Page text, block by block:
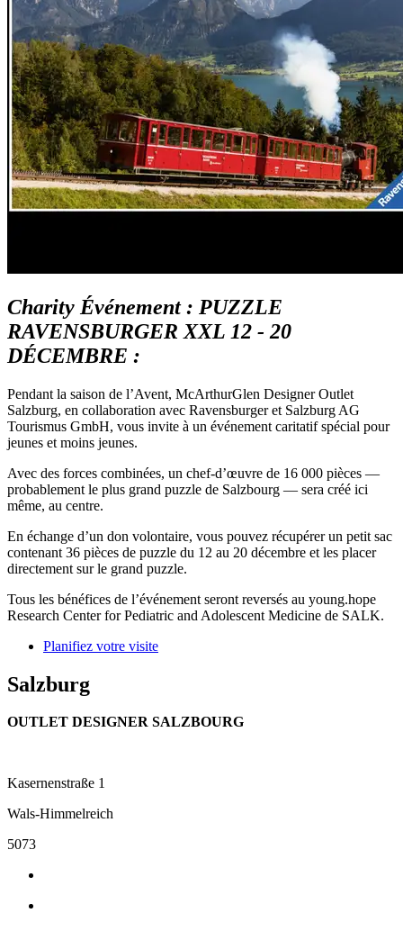
Charity Événement : PUZZLE
RAVENSBURGER XXL 12 - 20
DÉCEMBRE :
Pendant la saison de l’Avent, McArthurGlen Designer Outlet
Salzburg, en collaboration avec Ravensburger et Salzburg AG
Tourismus GmbH, vous invite à un événement caritatif spécial pour
jeunes et moins jeunes.
Avec des forces combinées, un chef-d’œuvre de 16 000 pièces —
probablement le plus grand puzzle de Salzbourg — sera créé ici
même, au centre.
En échange d’un don volontaire, vous pouvez récupérer un petit sac
contenant 36 pièces de puzzle du 12 au 20 décembre et les placer
directement sur le grand puzzle.
Tous les bénéfices de l’événement seront reversés au young.hope
Research Center for Pediatric and Adolescent Medicine de SALK.
Planifiez votre visite
Salzburg
OUTLET DESIGNER SALZBOURG
Kasernenstraße 1
Wals-Himmelreich
5073